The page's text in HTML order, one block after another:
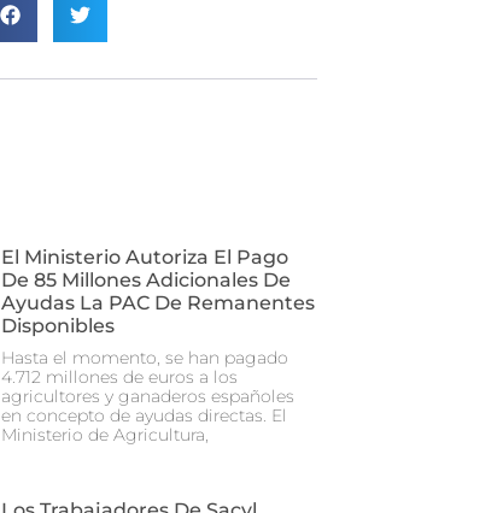
El Ministerio Autoriza El Pago
De 85 Millones Adicionales De
Ayudas La PAC De Remanentes
Disponibles
Hasta el momento, se han pagado
4.712 millones de euros a los
agricultores y ganaderos españoles
en concepto de ayudas directas. El
Ministerio de Agricultura,